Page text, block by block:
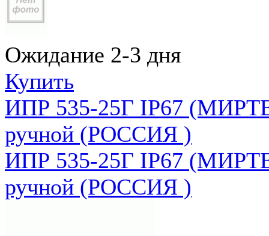
Ожидание 2-3 дня
Купить
ИПР 535-25Г IP67
ручной (РОССИЯ )
ИПР 535-25Г IP67
ручной (РОССИЯ )